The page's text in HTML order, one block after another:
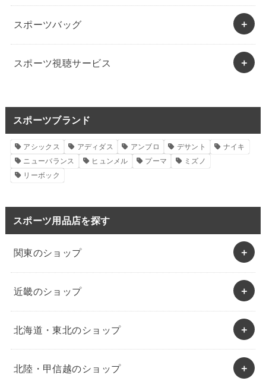
スポーツバッグ
スポーツ視聴サービス
スポーツブランド
アシックス アディダス アンブロ デサント
ナイキ
ニューバランス
ヒュンメル プーマ
ミズノ
リーボック
スポーツ用品店を探す
関東のショップ
近畿のショップ
北海道・東北のショップ
北陸・甲信越のショップ